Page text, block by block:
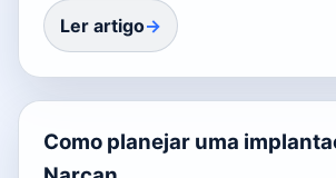
Ler artigo
Como planejar uma